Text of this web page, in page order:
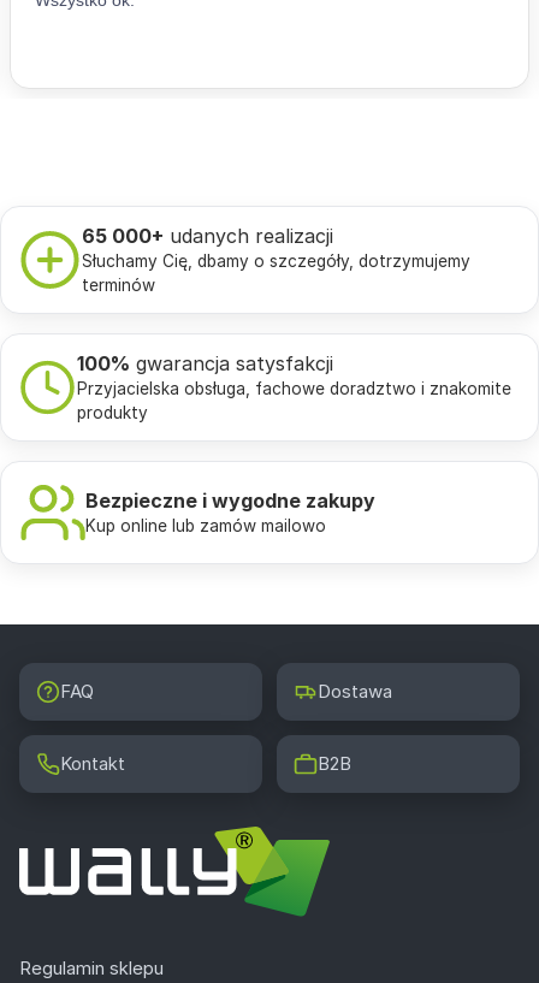
65 000+ udanych realizacji
Słuchamy Cię, dbamy o szczegóły, dotrzymujemy
terminów
100% gwarancja satysfakcji
Przyjacielska obsługa, fachowe doradztwo i znakomite
produkty
Bezpieczne i wygodne zakupy
Kup online lub zamów mailowo
FAQ Dostawa
Kontakt B2B
Regulamin sklepu